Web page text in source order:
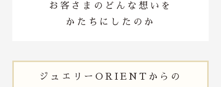
お客さまのどんな想いを
かたちにしたのか
ジュエリー ORIENTからの